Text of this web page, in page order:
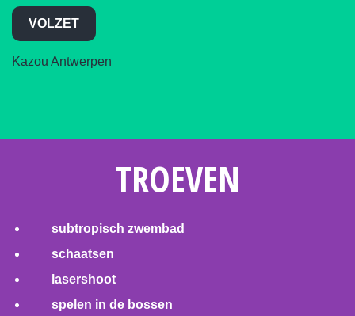
VOLZET
Kazou Antwerpen
TROEVEN
subtropisch zwembad
schaatsen
lasershoot
spelen in de bossen